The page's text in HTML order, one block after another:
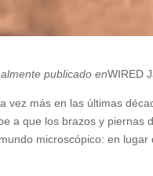
publicado enWIRED
vez más en las últimas
a que los brazos y piernas
microscópico: en